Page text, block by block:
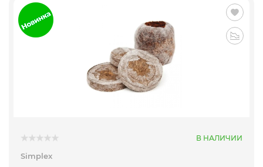
В НАЛИЧИИ
Simplex